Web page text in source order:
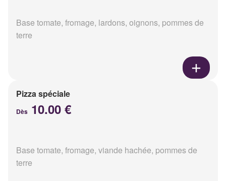
Base tomate, fromage, lardons, oignons, pommes de
terre
Pizza spéciale
Dès 10.00 €
Base tomate, fromage, viande hachée, pommes de
terre